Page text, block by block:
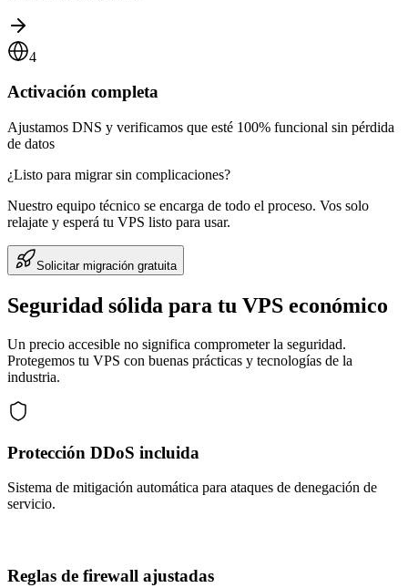
4
Activación completa
Ajustamos DNS y verificamos que esté 100% funcional sin pérdida
de datos
¿Listo para migrar sin complicaciones?
Nuestro equipo técnico se encarga de todo el proceso. Vos solo
relajate y esperá tu VPS listo para usar.
Solicitar migración gratuita
Seguridad sólida para tu VPS económico
Un precio accesible no significa comprometer la seguridad.
Protegemos tu VPS con buenas prácticas y tecnologías de la
industria.
Protección DDoS incluida
Sistema de mitigación automática para ataques de denegación de
servicio.
Reglas de firewall ajustadas